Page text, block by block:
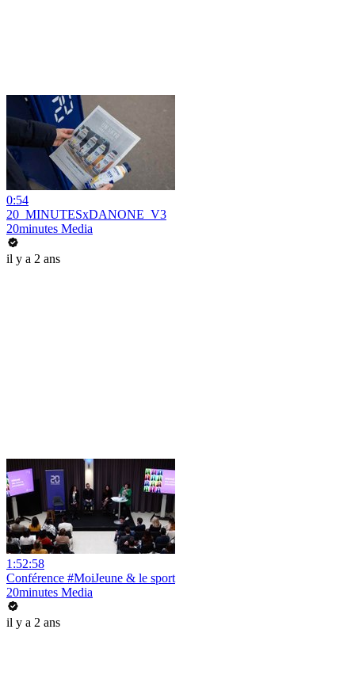
0:54
20_MINUTESxDANONE_V3
20minutes Media
il y a 2 ans
1:52:58
Conférence #MoiJeune & le sport
20minutes Media
il y a 2 ans